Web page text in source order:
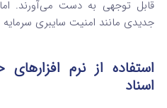
قابل توجهی به دست می‌آورند.
جدیدی مانند امنیت سایبری سرمایه‌
استفاده از نرم‌
اسناد